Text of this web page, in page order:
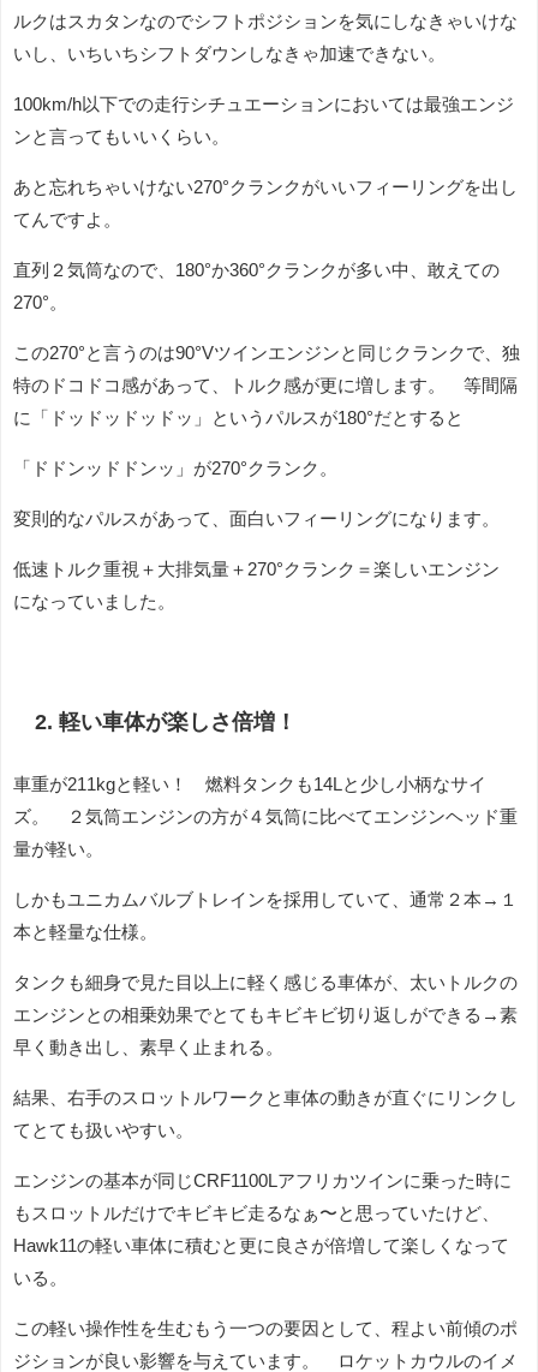
ルクはスカタンなのでシフトポジションを気にしなきゃいけな
いし、いちいちシフトダウンしなきゃ加速できない。
100km/h以下での走行シチュエーションにおいては最強エンジ
ンと言ってもいいくらい。
あと忘れちゃいけない270°クランクがいいフィーリングを出し
てんですよ。
直列２気筒なので、180°か360°クランクが多い中、敢えての
270°。
この270°と言うのは90°Vツインエンジンと同じクランクで、独
特のドコドコ感があって、トルク感が更に増します。 等間隔
に「ドッドッドッドッ」というパルスが180°だとすると
「ドドンッドドンッ」が270°クランク。
変則的なパルスがあって、面白いフィーリングになります。
低速トルク重視＋大排気量＋270°クランク＝楽しいエンジン
になっていました。
2. 軽い車体が楽しさ倍増！
車重が211kgと軽い！ 燃料タンクも14Lと少し小柄なサイ
ズ。 ２気筒エンジンの方が４気筒に比べてエンジンヘッド重
量が軽い。
しかもユニカムバルブトレインを採用していて、通常２本→１
本と軽量な仕様。
タンクも細身で見た目以上に軽く感じる車体が、太いトルクの
エンジンとの相乗効果でとてもキビキビ切り返しができる→素
早く動き出し、素早く止まれる。
結果、右手のスロットルワークと車体の動きが直ぐにリンクし
てとても扱いやすい。
エンジンの基本が同じCRF1100Lアフリカツインに乗った時に
もスロットルだけでキビキビ走るなぁ〜と思っていたけど、
Hawk11の軽い車体に積むと更に良さが倍増して楽しくなって
いる。
この軽い操作性を生むもう一つの要因として、程よい前傾のポ
ジションが良い影響を与えています。 ロケットカウルのイメ